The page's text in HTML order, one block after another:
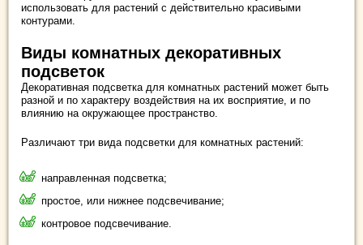
использовать для растений с действительно красивыми
контурами.
Виды комнатных декоративных
подсветок
Декоративная подсветка для комнатных растений может быть
разной и по характеру воздействия на их восприятие, и по
влиянию на окружающее пространство.
Различают три вида подсветки для комнатных растений:
направленная подсветка;
простое, или нижнее подсвечивание;
контровое подсвечивание.